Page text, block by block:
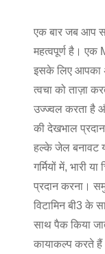
एक बार जब आप
महत्वपूर्ण है।
इसके लिए आपका
त्वचा को ताज़ा
उज्ज्वल करता है
की देखभाल
हल्के जेल बनावट
गर्मियों में, भारी
प्रदान करना।
विटामिन बी3 के
साथ पैक किया
कायाकल्प करते